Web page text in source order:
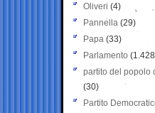
Oliveri (4)
Pannella (29)
Papa (33)
Parlamento
partito del popolo
(30)
Partito